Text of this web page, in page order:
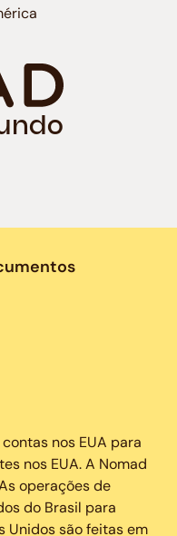
nos EUA para
nos EUA. A Nomad
operações de
do Brasil para
Unidos são feitas em